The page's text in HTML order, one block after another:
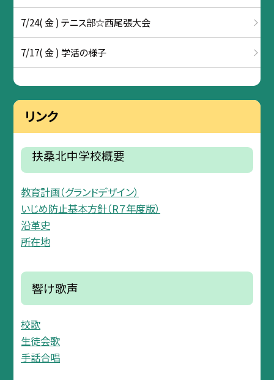
7/24( 金 ) テニス部☆西尾張大会
7/17( 金 ) 学活の様子
リンク
扶桑北中学校概要
教育計画（グランドデザイン）
いじめ防止基本方針（R７年度版）
沿革史
所在地
響け歌声
校歌
生徒会歌
手話合唱